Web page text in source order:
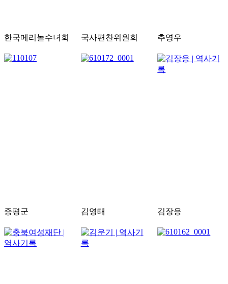
한국메리놀수녀회 국사편찬위원회 추영우
증평군 김영태 김장응